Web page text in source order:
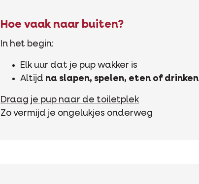
Hoe vaak naar buiten?
In het begin:
Elk uur dat je pup wakker is
Altijd na slapen, spelen, eten of drinken
Draag je pup naar de toiletplek
Zo vermijd je ongelukjes onderweg